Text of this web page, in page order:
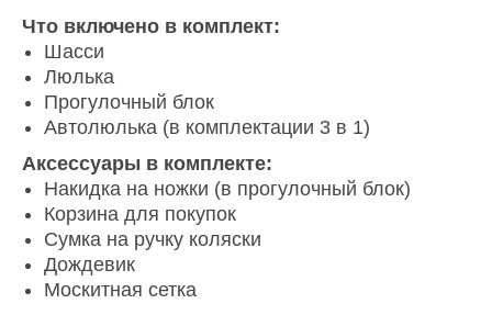
Что включено в комплект:
Шасси
Люлька
Прогулочный блок
Автолюлька (в комплектации 3 в 1)
Аксессуары в комплекте:
Накидка на ножки (в прогулочный блок)
Корзина для покупок
Сумка на ручку коляски
Дождевик
Москитная сетка